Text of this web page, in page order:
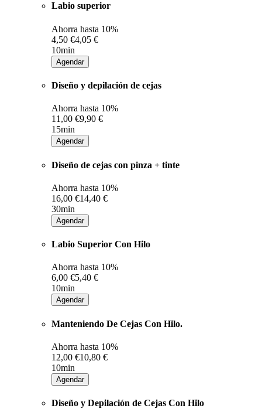
Labio superior
Ahorra hasta 10%
4,50 €4,05 €
10min
Agendar
Diseño y depilación de cejas
Ahorra hasta 10%
11,00 €9,90 €
15min
Agendar
Diseño de cejas con pinza + tinte
Ahorra hasta 10%
16,00 €14,40 €
30min
Agendar
Labio Superior Con Hilo
Ahorra hasta 10%
6,00 €5,40 €
10min
Agendar
Manteniendo De Cejas Con Hilo.
Ahorra hasta 10%
12,00 €10,80 €
10min
Agendar
Diseño y Depilación de Cejas Con Hilo